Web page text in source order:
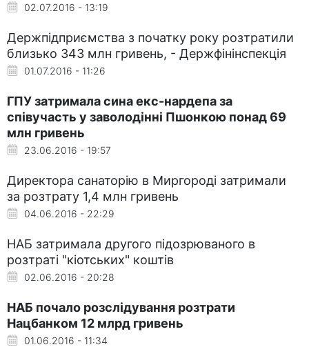
02.07.2016 - 13:19
Держпідприємства з початку року розтратили
близько 343 млн гривень, - Держфінінспекція
01.07.2016 - 11:26
ГПУ затримала сина екс-нардепа за
співучасть у заволодінні Пшонкою понад 69
млн гривень
23.06.2016 - 19:57
Директора санаторію в Миргороді затримали
за розтрату 1,4 млн гривень
04.06.2016 - 22:29
НАБ затримала другого підозрюваного в
розтраті "кіотських" коштів
02.06.2016 - 20:28
НАБ почало розслідування розтрати
Нацбанком 12 млрд гривень
01.06.2016 - 11:34